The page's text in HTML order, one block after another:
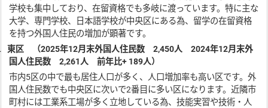
学校も集中しており、在留資格でも多岐に渡っています。特に主な
大学、専門学校、日本語学校が中央区にある為、留学の在留資格
を持つ外国人住民の増加が顕著です。
東区 （2025年12月末外国人住民数2,450人2024年12月末外
国人住民数2,261人 前年比+ 189人）
市内5区の中で最も居住人口が多く、人口増加率も高い区です。外
国人住民数でも中央区に次いで2番目に多い区になります。近隣市
町村には工業系工場が多く立地している為、技能実習や技術・人